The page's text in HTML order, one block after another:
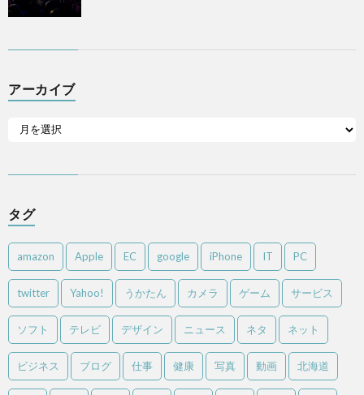
アーカイブ
タグ
amazon Apple EC google iPhone IT PC
twitter Yahoo! うかたん カメラ ゲーム サービス
ソフト テレビ デザイン ニュース ネタ ネット
ビジネス ブログ 仕事 健康 写真 動画 北海道